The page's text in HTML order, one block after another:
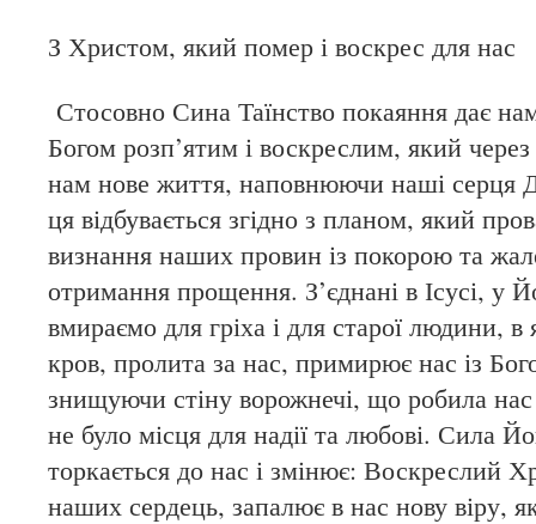
З Христом, який помер і воскрес для нас
Стосовно Сина Таїнство покаяння дає
Богом розп’ятим і воскреслим, який
нам нове життя, наповнюючи наші серця
ця відбувається згідно з планом, який
визнання наших провин із покорою та
отримання прощення. З’єднані в Ісусі, у
вмираємо для гріха і для старої людини, в
кров, пролита за нас, примирює нас із
знищуючи стіну ворожнечі, що робила нас
не було місця для надії та любові. Сила
торкається до нас і змінює: Воскреслий
наших сердець, запалює в нас нову віру,